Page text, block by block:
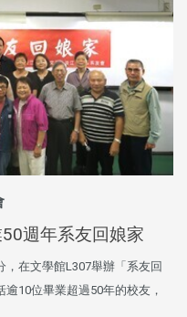
週年系友回娘家
，在文學館L307舉辦「系友回
10位畢業超過50年的校友，